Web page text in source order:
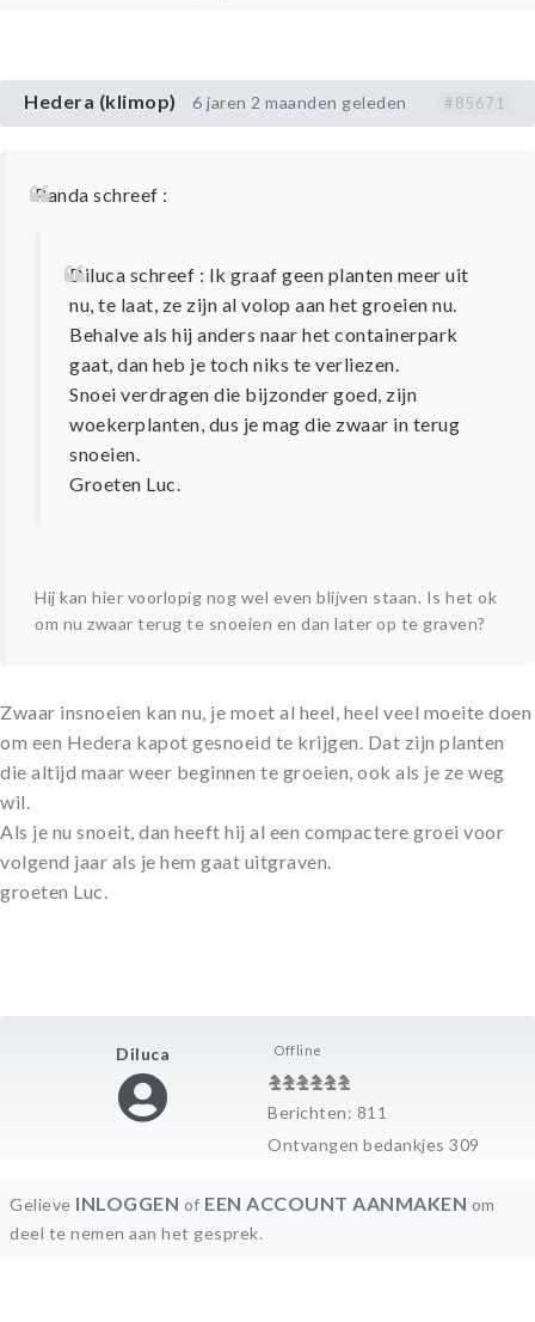
Hedera (klimop) 6 jaren 2 maanden geleden #85671
Diluca Offline
Berichten: 811
Ontvangen bedankjes 309
Panda schreef :
Diluca schreef : Ik graaf geen planten meer uit
nu, te laat, ze zijn al volop aan het groeien nu.
Behalve als hij anders naar het containerpark
gaat, dan heb je toch niks te verliezen.
Snoei verdragen die bijzonder goed, zijn
woekerplanten, dus je mag die zwaar in terug
snoeien.
Groeten Luc.
Hij kan hier voorlopig nog wel even blijven staan. Is het ok
om nu zwaar terug te snoeien en dan later op te graven?
Zwaar insnoeien kan nu, je moet al heel, heel veel moeite doen
om een Hedera kapot gesnoeid te krijgen. Dat zijn planten
die altijd maar weer beginnen te groeien, ook als je ze weg
wil.
Als je nu snoeit, dan heeft hij al een compactere groei voor
volgend jaar als je hem gaat uitgraven.
groeten Luc.
Gelieve INLOGGEN of EEN ACCOUNT AANMAKEN om
deel te nemen aan het gesprek.